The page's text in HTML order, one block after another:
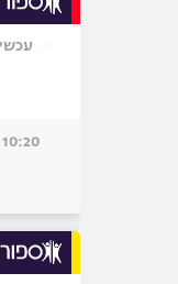
10:20